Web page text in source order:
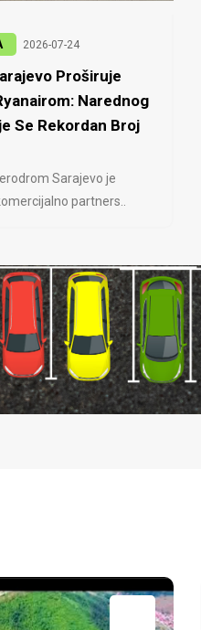
2026-07-24
Proširuje
Narednog
Se Rekordan Broj
Sarajevo je
partners..